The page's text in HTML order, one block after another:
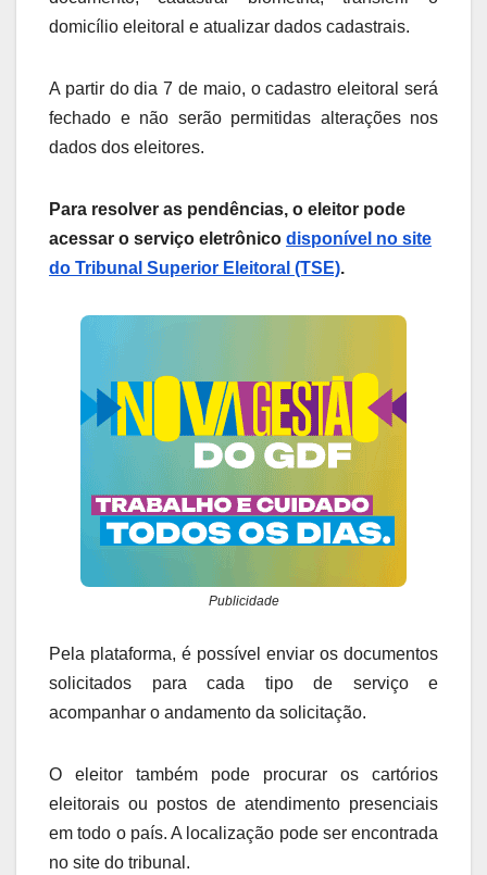
domicílio eleitoral e atualizar dados cadastrais.
A partir do dia 7 de maio, o cadastro eleitoral será
fechado e não serão permitidas alterações nos
dados dos eleitores.
Para resolver as pendências, o eleitor pode
acessar o serviço eletrônico disponível no site
do Tribunal Superior Eleitoral (TSE).
Publicidade
Pela plataforma, é possível enviar os documentos
solicitados para cada tipo de serviço e
acompanhar o andamento da solicitação.
O eleitor também pode procurar os cartórios
eleitorais ou postos de atendimento presenciais
em todo o país. A localização pode ser encontrada
no site do tribunal.